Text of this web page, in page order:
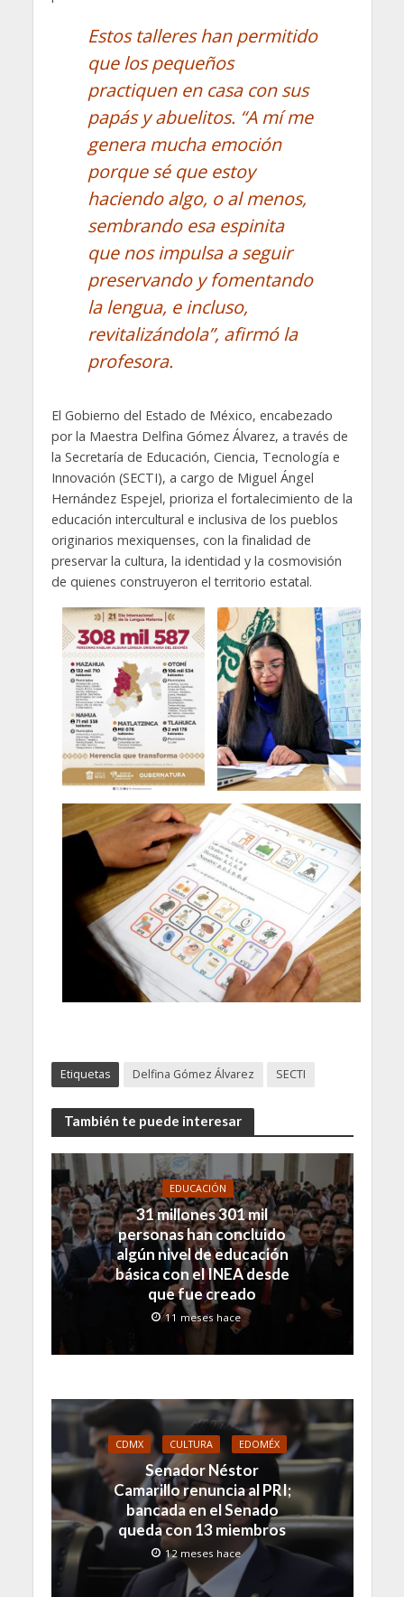
Estos talleres han permitido
que los pequeños
practiquen en casa con sus
papás y abuelitos. “A mí me
genera mucha emoción
porque sé que estoy
haciendo algo, o al menos,
sembrando esa espinita
que nos impulsa a seguir
preservando y fomentando
la lengua, e incluso,
revitalizándola”, afirmó la
profesora.
El Gobierno del Estado de México, encabezado
por la Maestra Delfina Gómez Álvarez, a través de
la Secretaría de Educación, Ciencia, Tecnología e
Innovación (SECTI), a cargo de Miguel Ángel
Hernández Espejel, prioriza el fortalecimiento de la
educación intercultural e inclusiva de los pueblos
originarios mexiquenses, con la finalidad de
preservar la cultura, la identidad y la cosmovisión
de quienes construyeron el territorio estatal.
Etiquetas Delfina Gómez Álvarez SECTI
También te puede interesar
EDUCACIÓN
31 millones 301 mil
personas han concluido
algún nivel de educación
básica con el INEA desde
que fue creado
11 meses hace
CDMX CULTURA EDOMÉX
Senador Néstor
Camarillo renuncia al PRI;
bancada en el Senado
queda con 13 miembros
12 meses hace